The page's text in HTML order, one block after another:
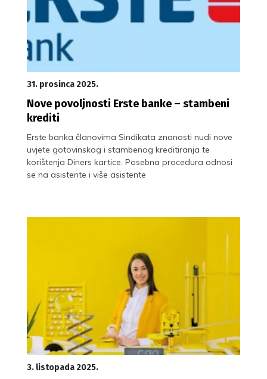
31. prosinca 2025.
Nove povoljnosti Erste banke – stambeni
krediti
Erste banka članovima Sindikata znanosti nudi nove
uvjete gotovinskog i stambenog kreditiranja te
korištenja Diners kartice. Posebna procedura odnosi
se na asistente i više asistente
3. listopada 2025.